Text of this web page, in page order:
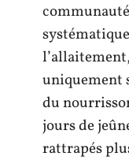
uniquement
du
jours de
rattrapés